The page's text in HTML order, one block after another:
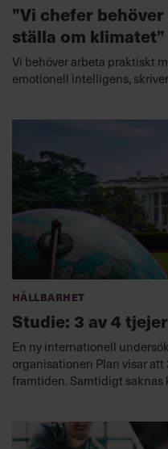
”Vi chefer
ställa om klimatet”
Vi behöver arbeta praktiskt
emotionell intelligens,
Hållbarhet
Studie: 3 av 4
En ny internationell
organisationen Plan visar
framtiden. Samtidigt saknas